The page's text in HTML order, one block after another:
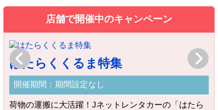
店舗で開催中のキャンペーン
Previous
はたらくくるま特集
開催期間：期間設定なし
荷物の運搬に大活躍！Jネットレンタカーの「はたら
Next